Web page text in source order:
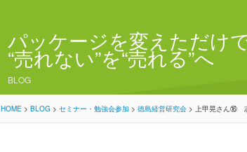
パッケージを変えただけ
“売れない”を“売れる”へ
BLOG
HOME > BLOG > セミナー・勉強会参加 > 徳島経営研究会 > 上甲晃さん⑯